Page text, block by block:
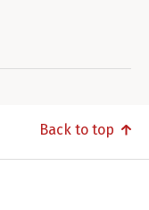
Back to top